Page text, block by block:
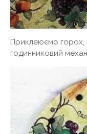
Приклеюємо
годинниковий